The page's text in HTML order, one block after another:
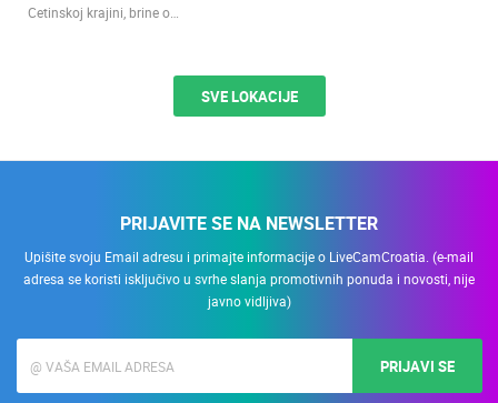
Cetinskoj krajini, brine o…
SVE LOKACIJE
PRIJAVITE SE NA NEWSLETTER
Upišite svoju Email adresu i primajte informacije o LiveCamCroatia. (e-mail
adresa se koristi isključivo u svrhe slanja promotivnih ponuda i novosti, nije
javno vidljiva)
PRIJAVI SE